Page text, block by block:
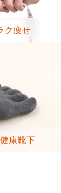
ク痩せ
康靴下